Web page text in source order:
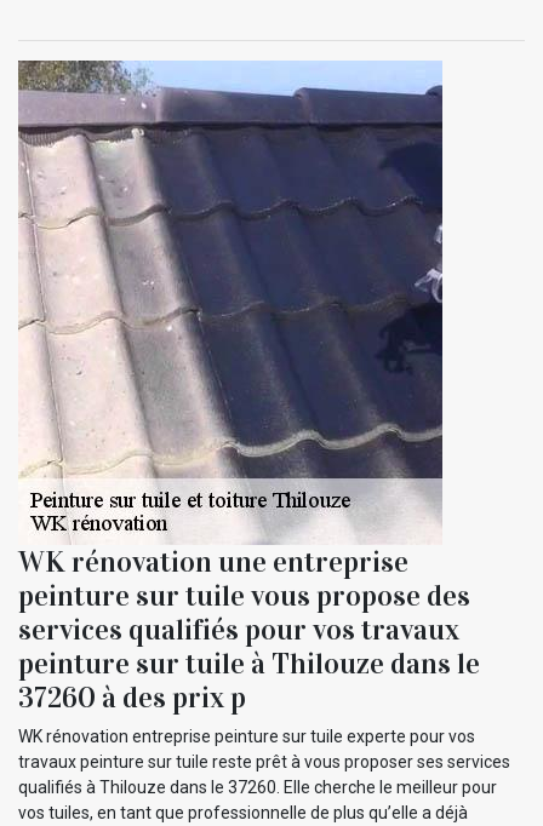
WK rénovation une entreprise
peinture sur tuile vous propose des
services qualifiés pour vos travaux
peinture sur tuile à Thilouze dans le
37260 à des prix p
WK rénovation entreprise peinture sur tuile experte pour vos
travaux peinture sur tuile reste prêt à vous proposer ses services
qualifiés à Thilouze dans le 37260. Elle cherche le meilleur pour
vos tuiles, en tant que professionnelle de plus qu’elle a déjà